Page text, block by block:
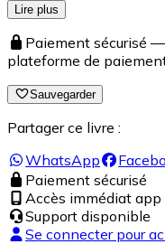
Lire plus
Paiement sécurisé
plateforme de
Sauvegarder
Partager ce livre :
WhatsApp
Paiement sécurisé
Accès immédiat
Support disponible
Se connecter pour